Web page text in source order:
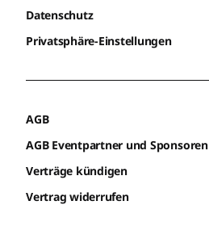
Datenschutz
Privatsphäre-Einstellungen
AGB
AGB Eventpartner und Sponsoren
Verträge kündigen
Vertrag widerrufen